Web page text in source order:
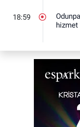
18:59